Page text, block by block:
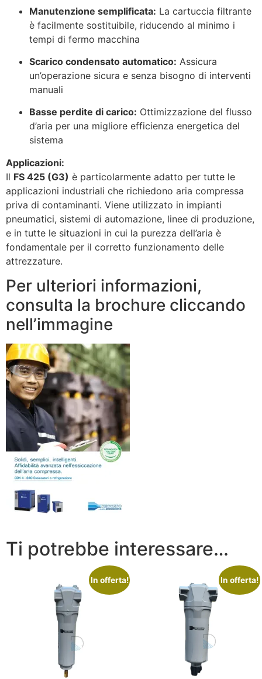
Manutenzione semplificata: La cartuccia filtrante
è facilmente sostituibile, riducendo al minimo i
tempi di fermo macchina
Scarico condensato automatico: Assicura
un’operazione sicura e senza bisogno di interventi
manuali
Basse perdite di carico: Ottimizzazione del flusso
d’aria per una migliore efficienza energetica del
sistema
Applicazioni:
Il FS 425 (G3) è particolarmente adatto per tutte le
applicazioni industriali che richiedono aria compressa
priva di contaminanti. Viene utilizzato in impianti
pneumatici, sistemi di automazione, linee di produzione,
e in tutte le situazioni in cui la purezza dell’aria è
fondamentale per il corretto funzionamento delle
attrezzature.
Per ulteriori informazioni,
consulta la brochure cliccando
nell’immagine
Ti potrebbe interessare…
In offerta! In offerta!